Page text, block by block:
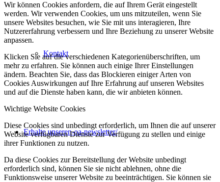
Kontakt
Erhalte unseren-oa-newsletter/
Wir können Cookies anfordern, die auf Ihrem Gerät eingestellt
werden. Wir verwenden Cookies, um uns mitzuteilen, wenn Sie
unsere Websites besuchen, wie Sie mit uns interagieren, Ihre
Nutzererfahrung verbessern und Ihre Beziehung zu unserer Website
anpassen.
Klicken Sie auf die verschiedenen Kategorienüberschriften, um
mehr zu erfahren. Sie können auch einige Ihrer Einstellungen
ändern. Beachten Sie, dass das Blockieren einiger Arten von
Cookies Auswirkungen auf Ihre Erfahrung auf unseren Websites
und auf die Dienste haben kann, die wir anbieten können.
Wichtige Website Cookies
Diese Cookies sind unbedingt erforderlich, um Ihnen die auf unserer
Website verfügbaren Dienste zur Verfügung zu stellen und einige
ihrer Funktionen zu nutzen.
Da diese Cookies zur Bereitstellung der Website unbedingt
erforderlich sind, können Sie sie nicht ablehnen, ohne die
Funktionsweise unserer Website zu beeinträchtigen. Sie können sie